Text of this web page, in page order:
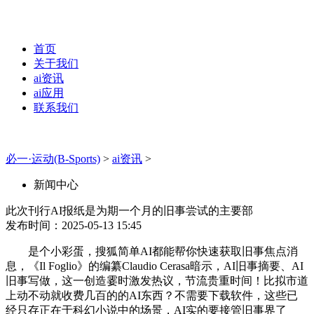
首页
关于我们
ai资讯
ai应用
联系我们
必一·运动(B-Sports) > ai资讯 >
新闻中心
此次刊行AI报纸是为期一个月的旧事尝试的主要部
发布时间：2025-05-13 15:45
是个小彩蛋，搜狐简单AI都能帮你快速获取旧事焦点消
息，《Il Foglio》的编纂Claudio Cerasa暗示，AI旧事摘要、AI
旧事写做，这一创造霎时激发热议，节流贵重时间！比拟市道
上动不动就收费几百的的AI东西？不需要下载软件，这些已
经只存正在于科幻小说中的场景，AI实的要接管旧事界了